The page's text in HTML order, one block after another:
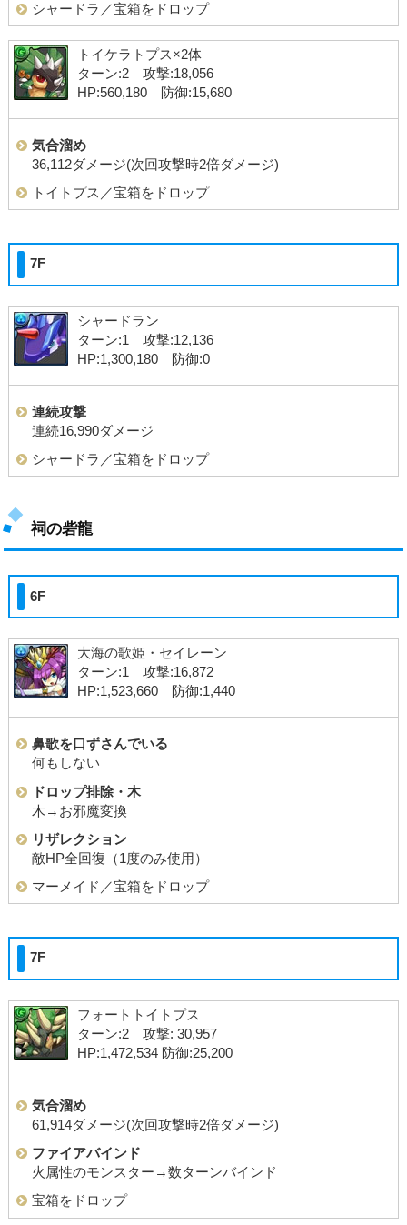
シャードラ／宝箱をドロップ
トイケラトプス×2体
ターン:2 攻撃:18,056
HP:560,180 防御:15,680
気合溜め
36,112ダメージ(次回攻撃時2倍ダメージ)
トイトプス／宝箱をドロップ
7F
シャードラン
ターン:1 攻撃:12,136
HP:1,300,180 防御:0
連続攻撃
連続16,990ダメージ
シャードラ／宝箱をドロップ
祠の砦龍
6F
大海の歌姫・セイレーン
ターン:1 攻撃:16,872
HP:1,523,660 防御:1,440
鼻歌を口ずさんでいる
何もしない
ドロップ排除・木
木→お邪魔変換
リザレクション
敵HP全回復（1度のみ使用）
マーメイド／宝箱をドロップ
7F
フォートトイトプス
ターン:2 攻撃: 30,957
HP:1,472,534 防御:25,200
気合溜め
61,914ダメージ(次回攻撃時2倍ダメージ)
ファイアバインド
火属性のモンスター→数ターンバインド
宝箱をドロップ